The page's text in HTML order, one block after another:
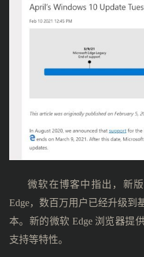
微软在博客中指出，新
Edge，数百万用户已经升级到
本。新的微软 Edge 浏览器提
支持等特性。